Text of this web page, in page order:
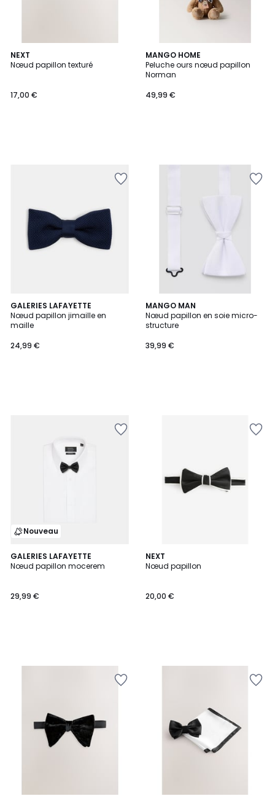
NEXT
Nœud papillon texturé
17,00 €
MANGO HOME
Peluche ours nœud papillon
Norman
49,99 €
GALERIES LAFAYETTE
Nœud papillon jimaille en
maille
24,99 €
MANGO MAN
Nœud papillon en soie micro-
structure
39,99 €
Nouveau
GALERIES LAFAYETTE
Nœud papillon mocerem
29,99 €
NEXT
Nœud papillon
20,00 €